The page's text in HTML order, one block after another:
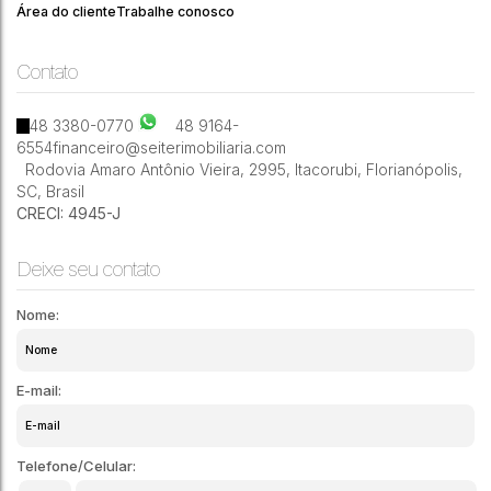
369m²
Área do clienteTrabalhe conosco
Contato
48 3380-0770
48 9164-
6554financeiro@seiterimobiliaria.com
Rodovia Amaro Antônio Vieira, 2995, Itacorubi, Florianópolis,
SC, Brasil
CRECI: 4945-J
Deixe seu contato
Nome:
E-mail:
Telefone/Celular: